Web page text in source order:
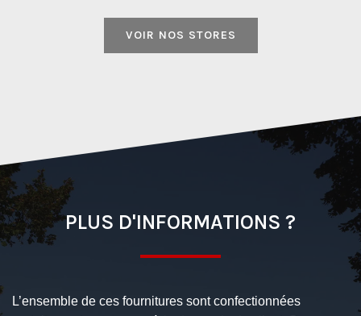
VOIR NOS STORES
PLUS D'INFORMATIONS ?
L’ensemble de ces fournitures sont confectionnées